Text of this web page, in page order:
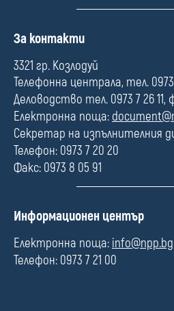
П
л
е
За контакти
3321 гр. Козлодуй
Телефонна централа, тел. 0973
Деловодство тел. 0973 7 26 11,
Електронна поща:
Секретар на изпълнителния
Телефон: 0973 7 20 20
Факс: 0973 8 05 91
П
л
е
Информационен център
Електронна поща: info@npp.bg
Телефон: 0973 7 21 00